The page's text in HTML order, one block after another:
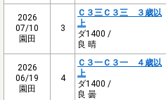
2026
07/10
園田
3
Ｃ３三Ｃ３三 ３歳以
上
ダ1400 /
良 晴
2026
06/19
園田
4
Ｃ３一Ｃ３一 ４歳以
上
ダ1400 /
良 曇